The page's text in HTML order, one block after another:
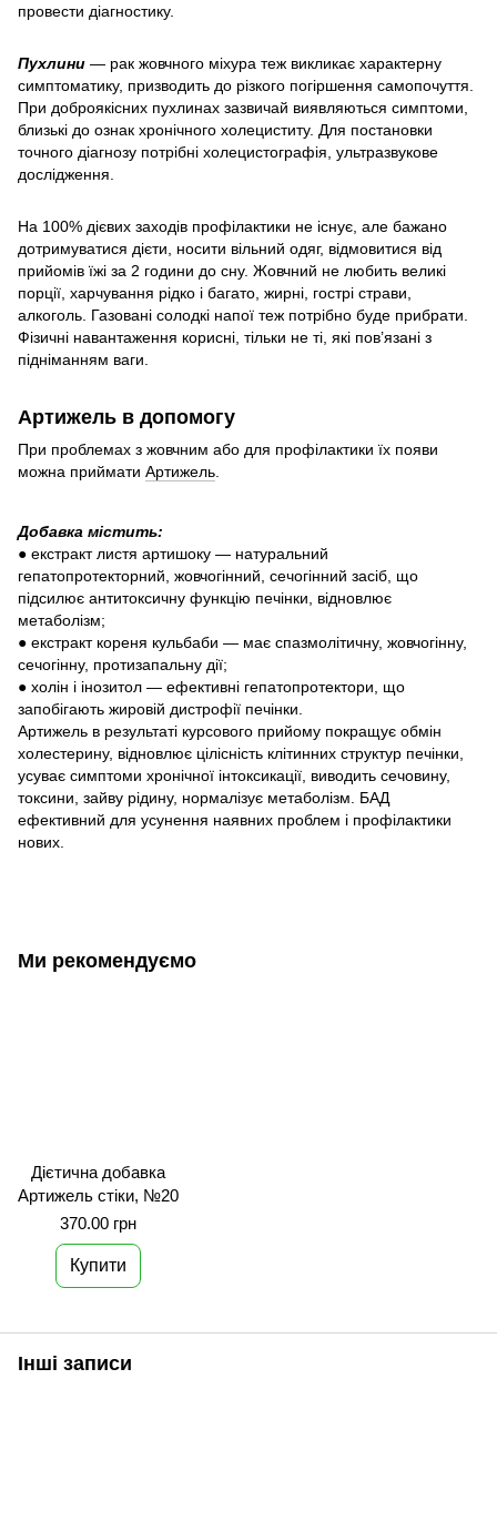
провести діагностику.
Пухлини — рак жовчного міхура теж викликає характерну
симптоматику, призводить до різкого погіршення самопочуття.
При доброякісних пухлинах зазвичай виявляються симптоми,
близькі до ознак хронічного холециститу. Для постановки
точного діагнозу потрібні холецистографія, ультразвукове
дослідження.
На 100% дієвих заходів профілактики не існує, але бажано
дотримуватися дієти, носити вільний одяг, відмовитися від
прийомів їжі за 2 години до сну. Жовчний не любить великі
порції, харчування рідко і багато, жирні, гострі страви,
алкоголь. Газовані солодкі напої теж потрібно буде прибрати.
Фізичні навантаження корисні, тільки не ті, які пов’язані з
підніманням ваги.
Артижель в допомогу
При проблемах з жовчним або для профілактики їх появи
можна приймати Артижель
Добавка містить:
● екстракт листя артишоку — натуральний
гепатопротекторний, жовчогінний, сечогінний засіб, що
підсилює антитоксичну функцію печінки, відновлює
метаболізм;
● екстракт кореня кульбаби — має спазмолітичну, жовчогінну,
сечогінну, протизапальну дії;
● холін і інозитол — ефективні гепатопротектори, що
запобігають жировій дистрофії печінки.
Артижель в результаті курсового прийому покращує обмін
холестерину, відновлює цілісність клітинних структур печінки,
усуває симптоми хронічної інтоксикації, виводить сечовину,
токсини, зайву рідину, нормалізує метаболізм. БАД
ефективний для усунення наявних проблем і профілактики
нових.
Ми рекомендуємо
Дієтична добавка
Артижель стіки, №20
370.00 грн
Купити
Інші записи